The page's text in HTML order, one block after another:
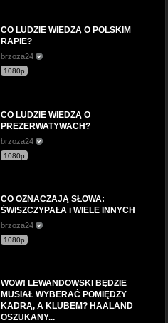
CO LUDZIE WIEDZĄ O POLSKIM
RAPIE?
brzoza24
1080p
CO LUDZIE WIEDZĄ O
PREZERWATYWACH?
brzoza24
1080p
CO OZNACZAJĄ SŁOWA:
ŚWISZCZYPAŁA i WIELE INNYCH
brzoza24
1080p
WOW! LEWANDOWSKI BĘDZIE
MUSIAŁ WYBERAĆ POMIĘDZY
KADRĄ, A KLUBEM? HAALAND
OSZUKANY...